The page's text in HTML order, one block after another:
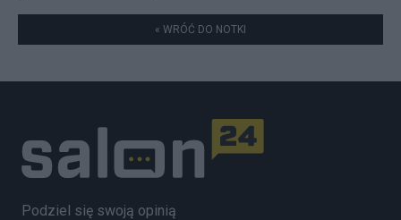
« WRÓĆ DO NOTKI
Podziel się swoją opinią